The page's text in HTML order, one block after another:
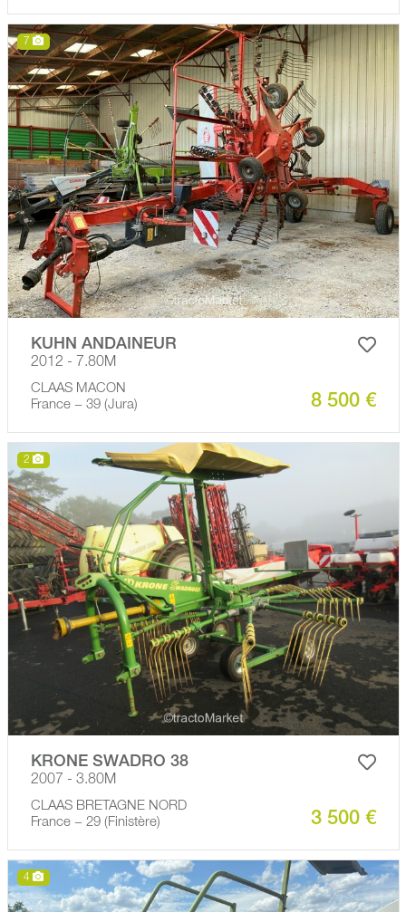
7
KUHN ANDAINEUR
2012 - 7.80M
CLAAS MACON
France − 39 (Jura)
8 500 €
2
KRONE SWADRO 38
2007 - 3.80M
CLAAS BRETAGNE NORD
France − 29 (Finistère)
3 500 €
4